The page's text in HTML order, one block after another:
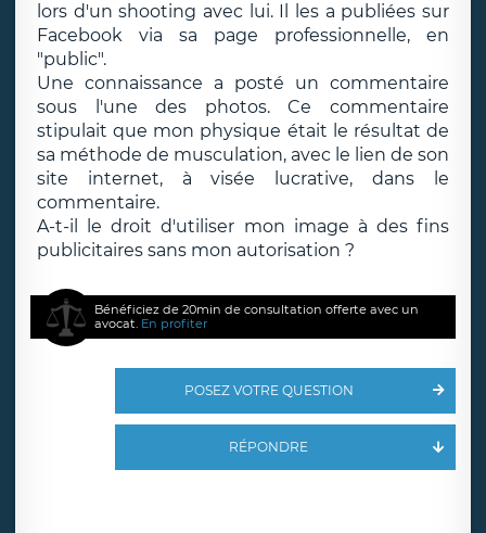
lors d'un shooting avec lui. Il les a publiées sur
Facebook via sa page professionnelle, en
"public".
Une connaissance a posté un commentaire
sous l'une des photos. Ce commentaire
stipulait que mon physique était le résultat de
sa méthode de musculation, avec le lien de son
site internet, à visée lucrative, dans le
commentaire.
A-t-il le droit d'utiliser mon image à des fins
publicitaires sans mon autorisation ?
Bénéficiez de 20min de consultation offerte avec un
avocat. En profiter
POSEZ VOTRE QUESTION
RÉPONDRE